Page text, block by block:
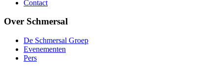
Contact
Over Schmersal
De Schmersal Groep
Evenementen
Pers